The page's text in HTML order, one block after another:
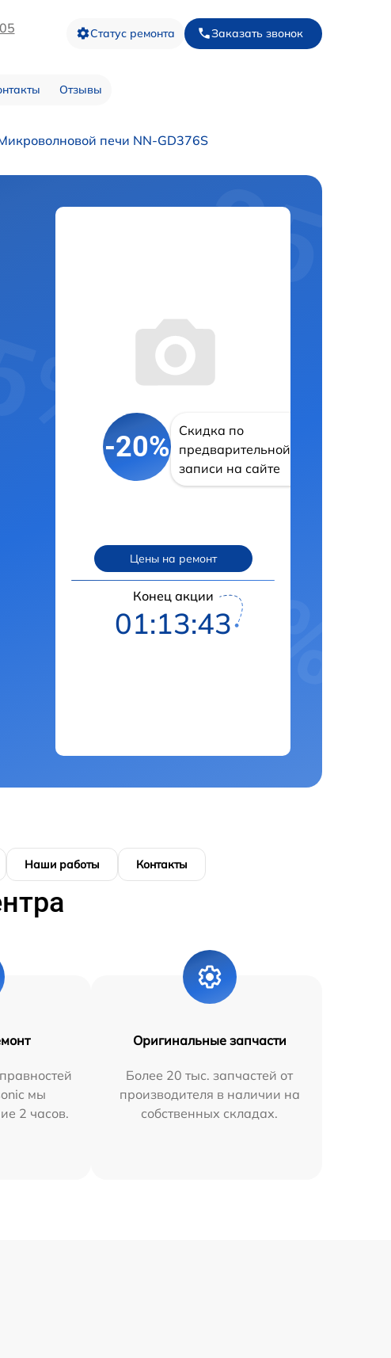
Статус ремонта Заказать звонок
Отзывы
печи NN-GD376S
-20%
Скидка по
предварительной
записи на сайте
Цены на ремонт
Конец акции
01:13:42
Наши работы Контакты
мы
2 часов.
Оригинальные запчасти
Более 20 тыс. запчастей от
производителя в наличии на
собственных складах.